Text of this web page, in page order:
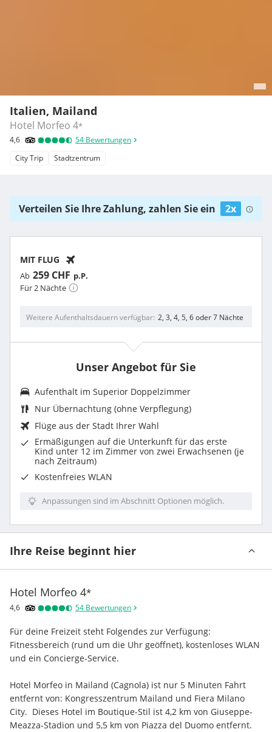
Italien, Mailand
Hotel Morfeo 4*
4,6 54 Bewertungen
City Trip
Stadtzentrum
Verteilen Sie Ihre Zahlung, zahlen Sie ein 2x
MIT FLUG
Ab 259 CHF p.P.
Für 2 Nächte
Weitere Aufenthaltsdauern verfügbar 2, 3, 4, 5, 6 oder 7 Nächte
Unser Angebot für Sie
Aufenthalt im Superior Doppelzimmer
Nur Übernachtung (ohne Verpflegung)
Flüge aus der Stadt Ihrer Wahl
Ermäßigungen auf die Unterkunft für das erste
Kind unter 12 im Zimmer von zwei Erwachsenen (je
nach Zeitraum)
Kostenfreies WLAN
Anpassungen sind im Abschnitt Optionen möglich.
Ihre Reise beginnt hier
Hotel Morfeo 4*
4,6 54 Bewertungen
Für deine Freizeit steht Folgendes zur Verfügung:
Fitnessbereich (rund um die Uhr geöffnet), kostenloses WLAN
und ein Concierge-Service.
Hotel Morfeo in Mailand (Cagnola) ist nur 5 Minuten Fahrt
entfernt von: Kongresszentrum Mailand und Fiera Milano
City.  Dieses Hotel im Boutique-Stil ist 4,2 km von Giuseppe-
Meazza-Stadion und 5,5 km von Piazza del Duomo entfernt.